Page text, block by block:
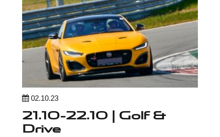
02.10.23
21.10-22.10 | Golf &
Drive